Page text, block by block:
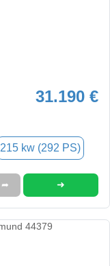
31.190 €
215 kw (292 PS)
➦ ➜